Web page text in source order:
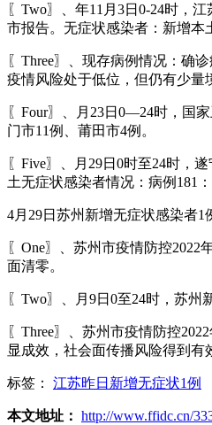
〖Two〗、年11月3日0-24时，
市报告。无症状感染者：新增本
〖Three〗、现存病例情况：确
疫情风险处于低位，但仍有少量
〖Four〗、月23日0—24时，国
门市11例、莆田市4例。
〖Five〗、月29日0时至24时，
土无症状感染者情况：病例181
4月29日苏州新增无症状感染者
〖One〗、苏州市疫情防控
面清零。
〖Two〗、月9日0至24时，苏州
〖Three〗、苏州市疫情防控
显成效，社会面传播风险得到有
标签： 江苏昨日新增无症状1例
本文地址： http://www.ffidc.cn/